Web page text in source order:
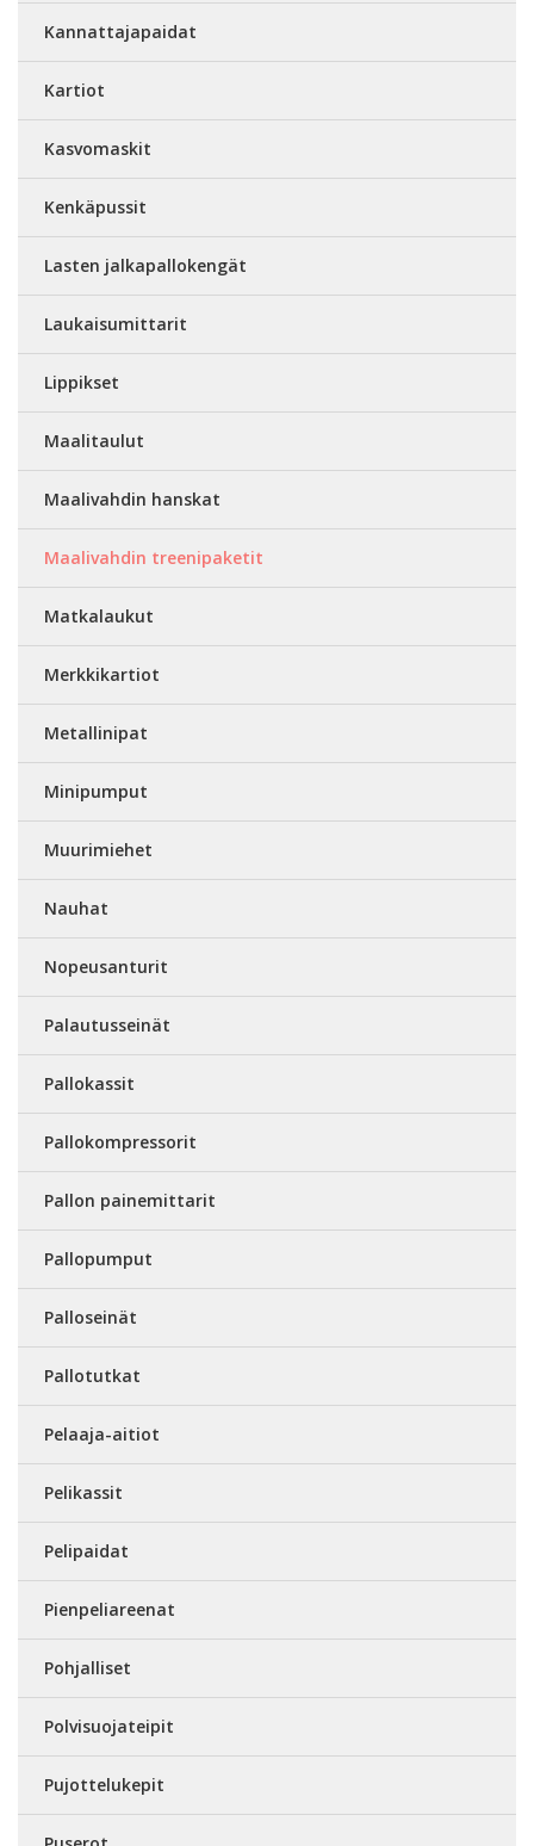
Kannattajapaidat
Kartiot
Kasvomaskit
Kenkäpussit
Lasten jalkapallokengät
Laukaisumittarit
Lippikset
Maalitaulut
Maalivahdin hanskat
Maalivahdin treenipaketit
Matkalaukut
Merkkikartiot
Metallinipat
Minipumput
Muurimiehet
Nauhat
Nopeusanturit
Palautusseinät
Pallokassit
Pallokompressorit
Pallon painemittarit
Pallopumput
Palloseinät
Pallotutkat
Pelaaja-aitiot
Pelikassit
Pelipaidat
Pienpeliareenat
Pohjalliset
Polvisuojateipit
Pujottelukepit